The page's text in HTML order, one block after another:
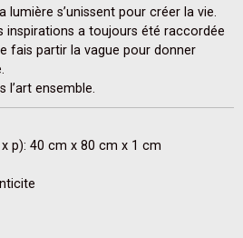
lumière s’unissent pour créer la vie.
inspirations a toujours été raccordée
fais partir la vague pour donner
l’art ensemble.
p): 40 cm x 80 cm x 1 cm